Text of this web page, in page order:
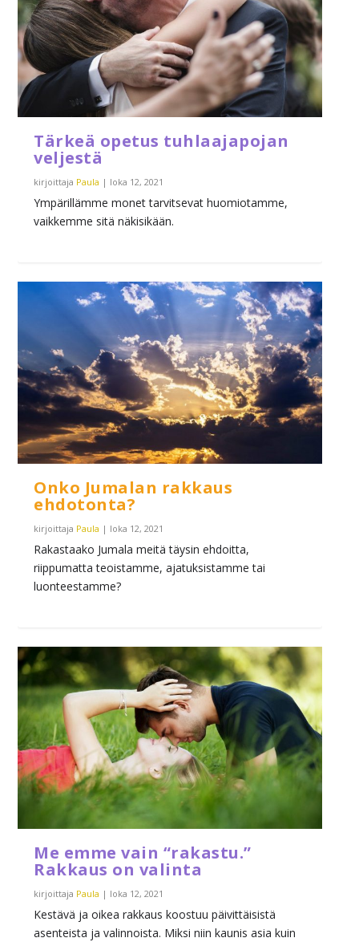
Tärkeä opetus tuhlaajapojan
veljestä
kirjoittaja Paula | loka 12, 2021
Ympärillämme monet tarvitsevat huomiotamme,
vaikkemme sitä näkisikään.
Onko Jumalan rakkaus
ehdotonta?
kirjoittaja Paula | loka 12, 2021
Rakastaako Jumala meitä täysin ehdoitta,
riippumatta teoistamme, ajatuksistamme tai
luonteestamme?
Me emme vain “rakastu.”
Rakkaus on valinta
kirjoittaja Paula | loka 12, 2021
Kestävä ja oikea rakkaus koostuu päivittäisistä
asenteista ja valinnoista. Miksi niin kaunis asia kuin